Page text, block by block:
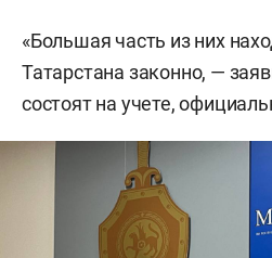
«Большая часть из них
Татарстана законно, —
состоят на учете,